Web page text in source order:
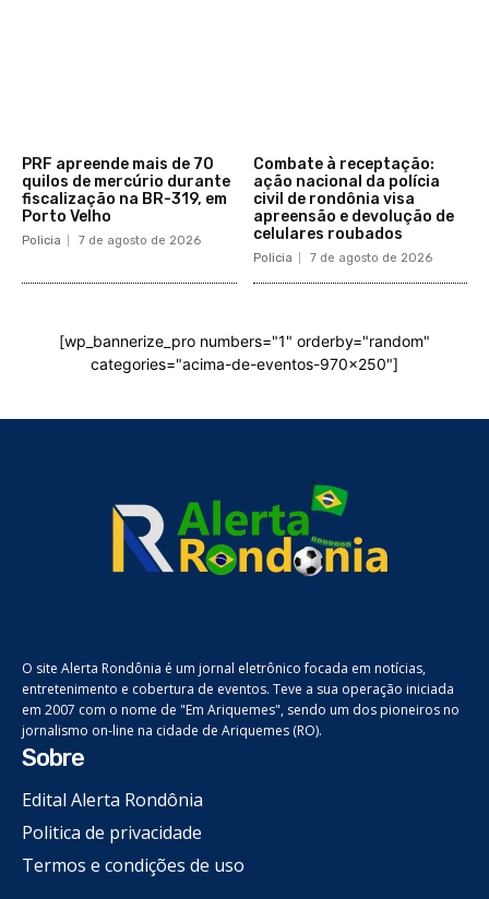
PRF apreende mais de 70
quilos de mercúrio durante
fiscalização na BR-319, em
Porto Velho
Policia 7 de agosto de 2026
Combate à receptação:
ação nacional da polícia
civil de rondônia visa
apreensão e devolução de
celulares roubados
Policia 7 de agosto de 2026
[wp_bannerize_pro numbers="1" orderby="random"
categories="acima-de-eventos-970x250"]
O site Alerta Rondônia é um jornal eletrônico focada em notícias,
entretenimento e cobertura de eventos. Teve a sua operação iniciada
em 2007 com o nome de "Em Ariquemes", sendo um dos pioneiros no
jornalismo on-line na cidade de Ariquemes (RO).
Sobre
Edital Alerta Rondônia
Politica de privacidade
Termos e condições de uso